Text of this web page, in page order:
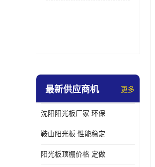
最新供应商机 更多
沈阳阳光板厂家 环保
鞍山阳光板 性能稳定
阳光板顶棚价格 定做